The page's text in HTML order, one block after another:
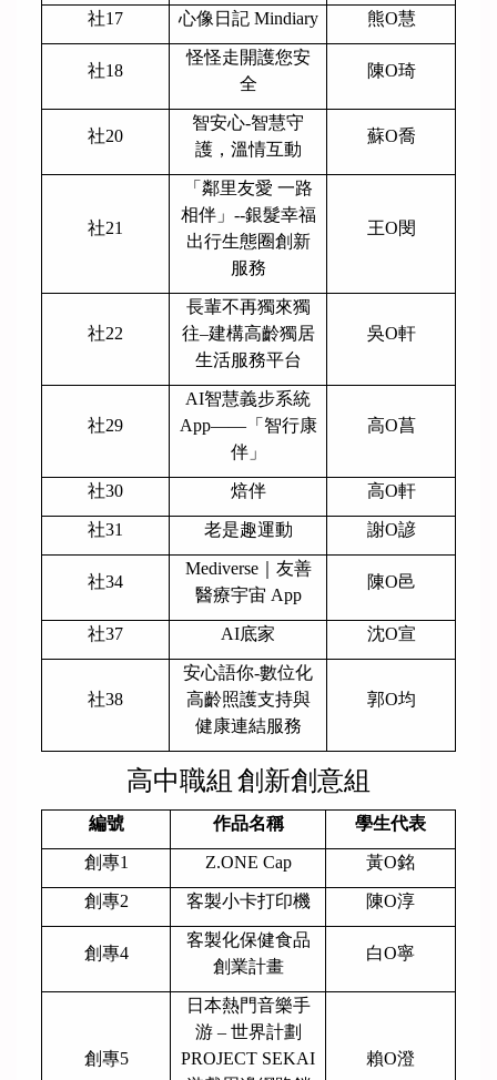
社17 心像日記 Mindiary 熊O慧
社18
怪怪走開護您安
全
陳O琦
社20
智安心-智慧守
護，溫情互動
蘇O喬
社21
「鄰里友愛 一路
相伴」--銀髮幸福
出行生態圈創新
服務
王O閔
社22
長輩不再獨來獨
往–建構高齡獨居
生活服務平台
吳O軒
社29
AI智慧義步系統
App——「智行康
伴」
高O菖
社30 焙伴 高O軒
社31 老是趣運動 謝O諺
社34
Mediverse｜友善
醫療宇宙 App
陳O邑
社37 AI底家 沈O宣
社38
安心語你-數位化
高齡照護支持與
健康連結服務
郭O均
高中職組 創新創意組
編號 作品名稱 學生代表
創專1 Z.ONE Cap 黃O銘
創專2 客製小卡打印機 陳O淳
創專4
客製化保健食品
創業計畫
白O寧
創專5
日本熱門音樂手
游 – 世界計劃
PROJECT SEKAI
賴O澄